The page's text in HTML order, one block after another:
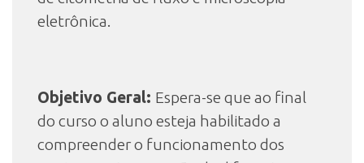
eletrônica.
Objetivo Geral: Espera-se que ao final
do curso o aluno esteja habilitado a
compreender o funcionamento dos